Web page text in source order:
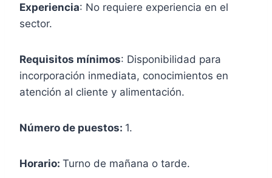
Experiencia: No requiere experiencia en el
sector.
Requisitos mínimos: Disponibilidad para
incorporación inmediata, conocimientos en
atención al cliente y alimentación.
Número de puestos: 1.
Horario: Turno de mañana o tarde.